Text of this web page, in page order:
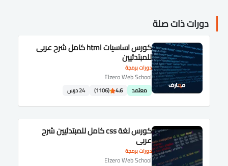
دورات ذات صلة
دورات برمجة
كورس اساسيات html كامل شرح عربى
للمبتدئيين
Elzero Web School
معتمد 4.6
(1106) 24 درس
دورات برمجة
كورس لغة css كامل للمبتدئيين شرح
عربى
Elzero Web School